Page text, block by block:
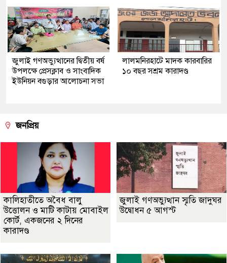
জুলাই গণঅভ্যুত্থানের দ্বিতীয় বর্ষ
উপলক্ষে প্রেসক্লাব ও সাংবাদিক
ইউনিয়ন বগুড়ার আলোচনা সভা
লালমনিরহাটে মাদক কারবারির
১০ বছর সশ্রম কারাদণ্ড
জনপ্রিয়
কালিহাতীতে অবৈধ বালু
উত্তোলন ও মাটি কাটায় মোবাইল
কোর্ট, একজনের ২ দিনের
কারাদণ্ড
জুলাই গণঅভ্যুত্থান স্মৃতি জাদুঘর
উদ্বোধন ৫ আগস্ট